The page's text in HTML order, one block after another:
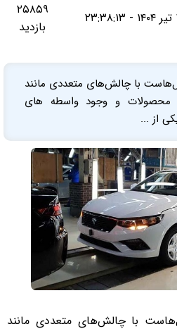
۲۵۸۵۹
بازدید
با چالش‌های متعددی مانند
محصولات و وجود واسطه‌ های
از ...
با چالش‌های متعددی مانند